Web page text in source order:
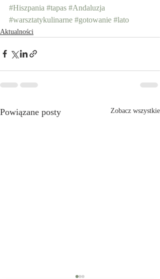
#Hiszpania #tapas #Andaluzja
#warsztatykulinarne #gotowanie #lato
Aktualności
Powiązane posty Zobacz wszystkie